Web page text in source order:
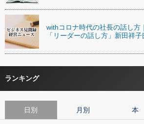
withコロナ時代の社長の話し方
「リーダーの話し方」新田祥子
ランキング
日別 月別 本